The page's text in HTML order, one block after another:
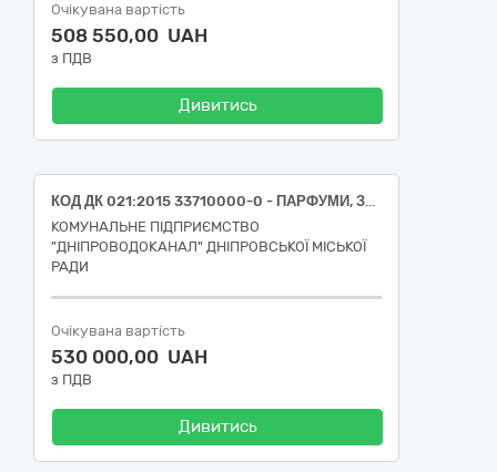
Очікувана вартість
508 550,00 UAH
з ПДВ
Дивитись
КОД ДК 021:2015 33710000-0 - ПАРФУМИ, ЗАСОБИ ГІГІЄНИ ТА ПРЕЗЕРВАТИВИ (МИЛО)
КОМУНАЛЬНЕ ПІДПРИЄМСТВО
"ДНІПРОВОДОКАНАЛ" ДНІПРОВСЬКОЇ МІСЬКОЇ
РАДИ
Очікувана вартість
530 000,00 UAH
з ПДВ
Дивитись